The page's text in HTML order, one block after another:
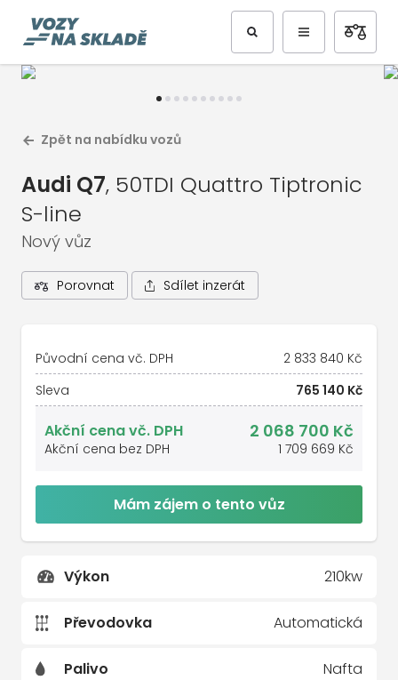
Zpět na nabídku vozů
Audi Q7, 50TDI Quattro Tiptronic
S-line
Nový vůz
Porovnat Sdílet inzerát
Původní cena vč. DPH
2 833 840 Kč
Sleva
765 140 Kč
Akční cena vč. DPH 2 068 700 Kč
Akční cena bez DPH 1 709 669 Kč
Mám zájem o tento vůz
Výkon 210kw
Převodovka Automatická
Palivo Nafta